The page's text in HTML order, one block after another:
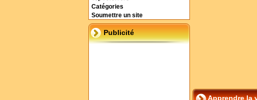
Catégories
Soumettre un site
Publicité
Apprendre la